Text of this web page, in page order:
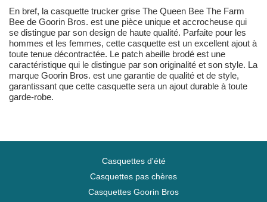
En bref, la casquette trucker grise The Queen Bee The Farm
Bee de Goorin Bros. est une pièce unique et accrocheuse qui
se distingue par son design de haute qualité. Parfaite pour les
hommes et les femmes, cette casquette est un excellent ajout à
toute tenue décontractée. Le patch abeille brodé est une
caractéristique qui le distingue par son originalité et son style. La
marque Goorin Bros. est une garantie de qualité et de style,
garantissant que cette casquette sera un ajout durable à toute
garde-robe.
Casquettes d'été
Casquettes pas chères
Casquettes Goorin Bros